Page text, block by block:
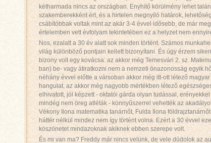
kétharmada nincs az országban. Enyhítő körülmény lehet
szakemberekként ért, és a hirtelen megnyíló határok,
csábítóbbak voltak mint az akár 3-4 évvel idősebb, de már
értelemben vett évfolyam tekintetében ez a helyzet nem
Nos, ezalatt a 30 év alatt sok minden történt. Számos
világ különböző pontjain kellett bizonyítani. És úgy érzem
bizony volt egy kovácsa: az akkor még Temesvári 2. sz.
ban) be- vagy átiratkozni nem a nemzeti önazonosság egyik
néhány évvel előtte a vársoban akkor még itt-ott létező
hangulat, az akkor még nagyobb mértékben létező
elhivatott, jól képzett - oktatói gárda olyan tudással,
mindég nem öreg atléták - könnyűszerrel vehették az
Vékony Ilona matematika tanárnőt, Fulda Ilona
háttér nélkül mindez nem így történt volna. Ezért a 30 évvel
köszönetet mindazoknak akiknek ebben szerepe volt.
És mi van ma? Freddy már nincs velünk, de vele dúdolok az